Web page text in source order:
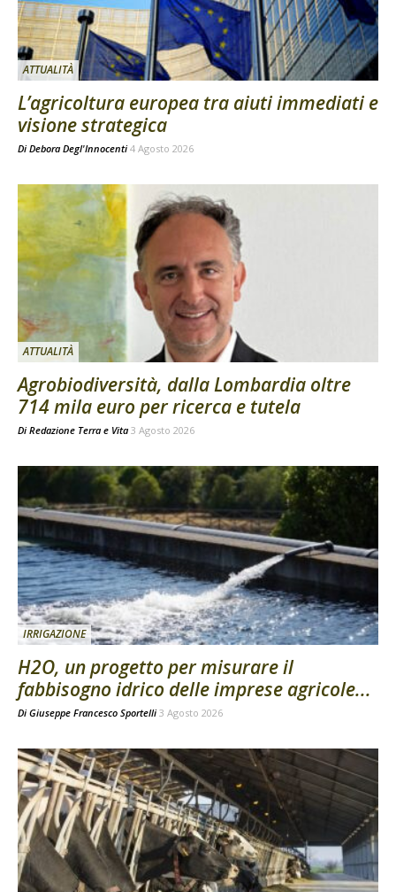
ATTUALITÀ
L’agricoltura europea tra aiuti immediati e
visione strategica
Di Debora Degl'Innocenti 4 Agosto 2026
ATTUALITÀ
Agrobiodiversità, dalla Lombardia oltre
714 mila euro per ricerca e tutela
Di Redazione Terra e Vita 3 Agosto 2026
IRRIGAZIONE
H2O, un progetto per misurare il
fabbisogno idrico delle imprese agricole...
Di Giuseppe Francesco Sportelli 3 Agosto 2026